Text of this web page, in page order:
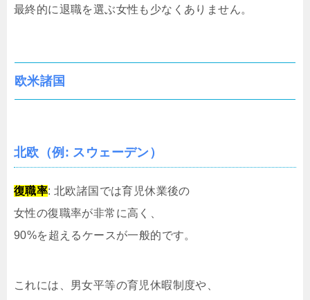
最終的に退職を選ぶ女性も少なくありません。
欧米諸国
北欧（例: スウェーデン）
復職率: 北欧諸国では育児休業後の
女性の復職率が非常に高く、
90%を超えるケースが一般的です。
これには、男女平等の育児休暇制度や、